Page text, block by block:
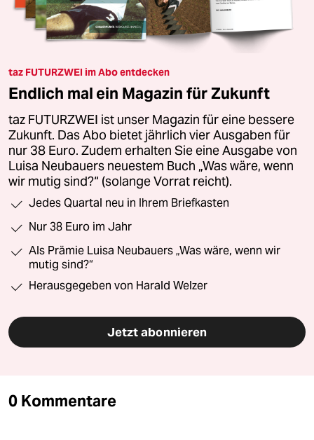
taz FUTURZWEI im Abo entdecken
Endlich mal ein Magazin für Zukunft
taz FUTURZWEI ist unser Magazin für eine bessere
Zukunft. Das Abo bietet jährlich vier Ausgaben für
nur 38 Euro. Zudem erhalten Sie eine Ausgabe von
Luisa Neubauers neuestem Buch „Was wäre, wenn
wir mutig sind?“ (solange Vorrat reicht).
Jedes Quartal neu in Ihrem Briefkasten
Nur 38 Euro im Jahr
Als Prämie Luisa Neubauers „Was wäre, wenn wir
mutig sind?“
Herausgegeben von Harald Welzer
Jetzt abonnieren
0 Kommentare